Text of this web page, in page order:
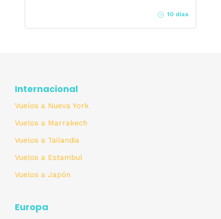
10 días
Internacional
Vuelos a Nueva York
Vuelos a Marrakech
Vuelos a Tailandia
Vuelos a Estambul
Vuelos a Japón
Europa